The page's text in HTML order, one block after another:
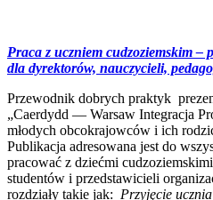
Praca z uczniem cudzoziemskim
dla dyrektorów, nauczycieli,
Przewodnik dobrych praktyk
„Caerdydd — Warsaw Integracja
młodych obcokrajowców i ich
Publikacja adresowana jest do
pracować z dziećmi
studentów i przedstawicieli
rozdziały takie jak: Przyjęcie